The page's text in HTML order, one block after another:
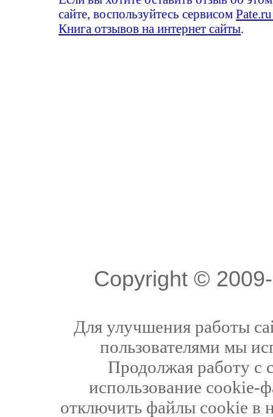
сайте, воспользуйтесь сервисом
Книга отзывов на интернет сайты
Copyright ©
Для улучшения работы
пользователями мы
Продолжая работу с
использование cookie-
отключить файлы cookie в